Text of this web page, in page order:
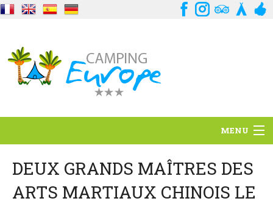
MENU
Situation
Ambiance
DEUX GRANDS MAÎTRES DES
ARTS MARTIAUX CHINOIS LE